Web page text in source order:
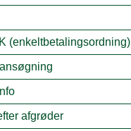
(enkeltbetalingsordning)
afgrøder